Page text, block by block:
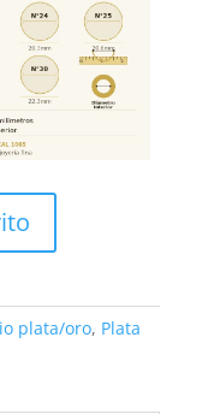
plata/oro, Plata